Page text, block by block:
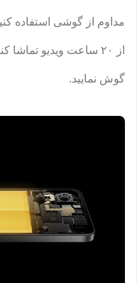
مداوم از گوشی استفاده
گوش نمایید.